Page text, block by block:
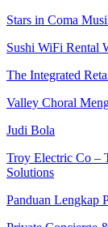
Stars in Coma
Sushi WiFi Rental
The Integrated
Valley Choral
Judi Bola
Troy Electric Co –
Solutions
Panduan Lengkap